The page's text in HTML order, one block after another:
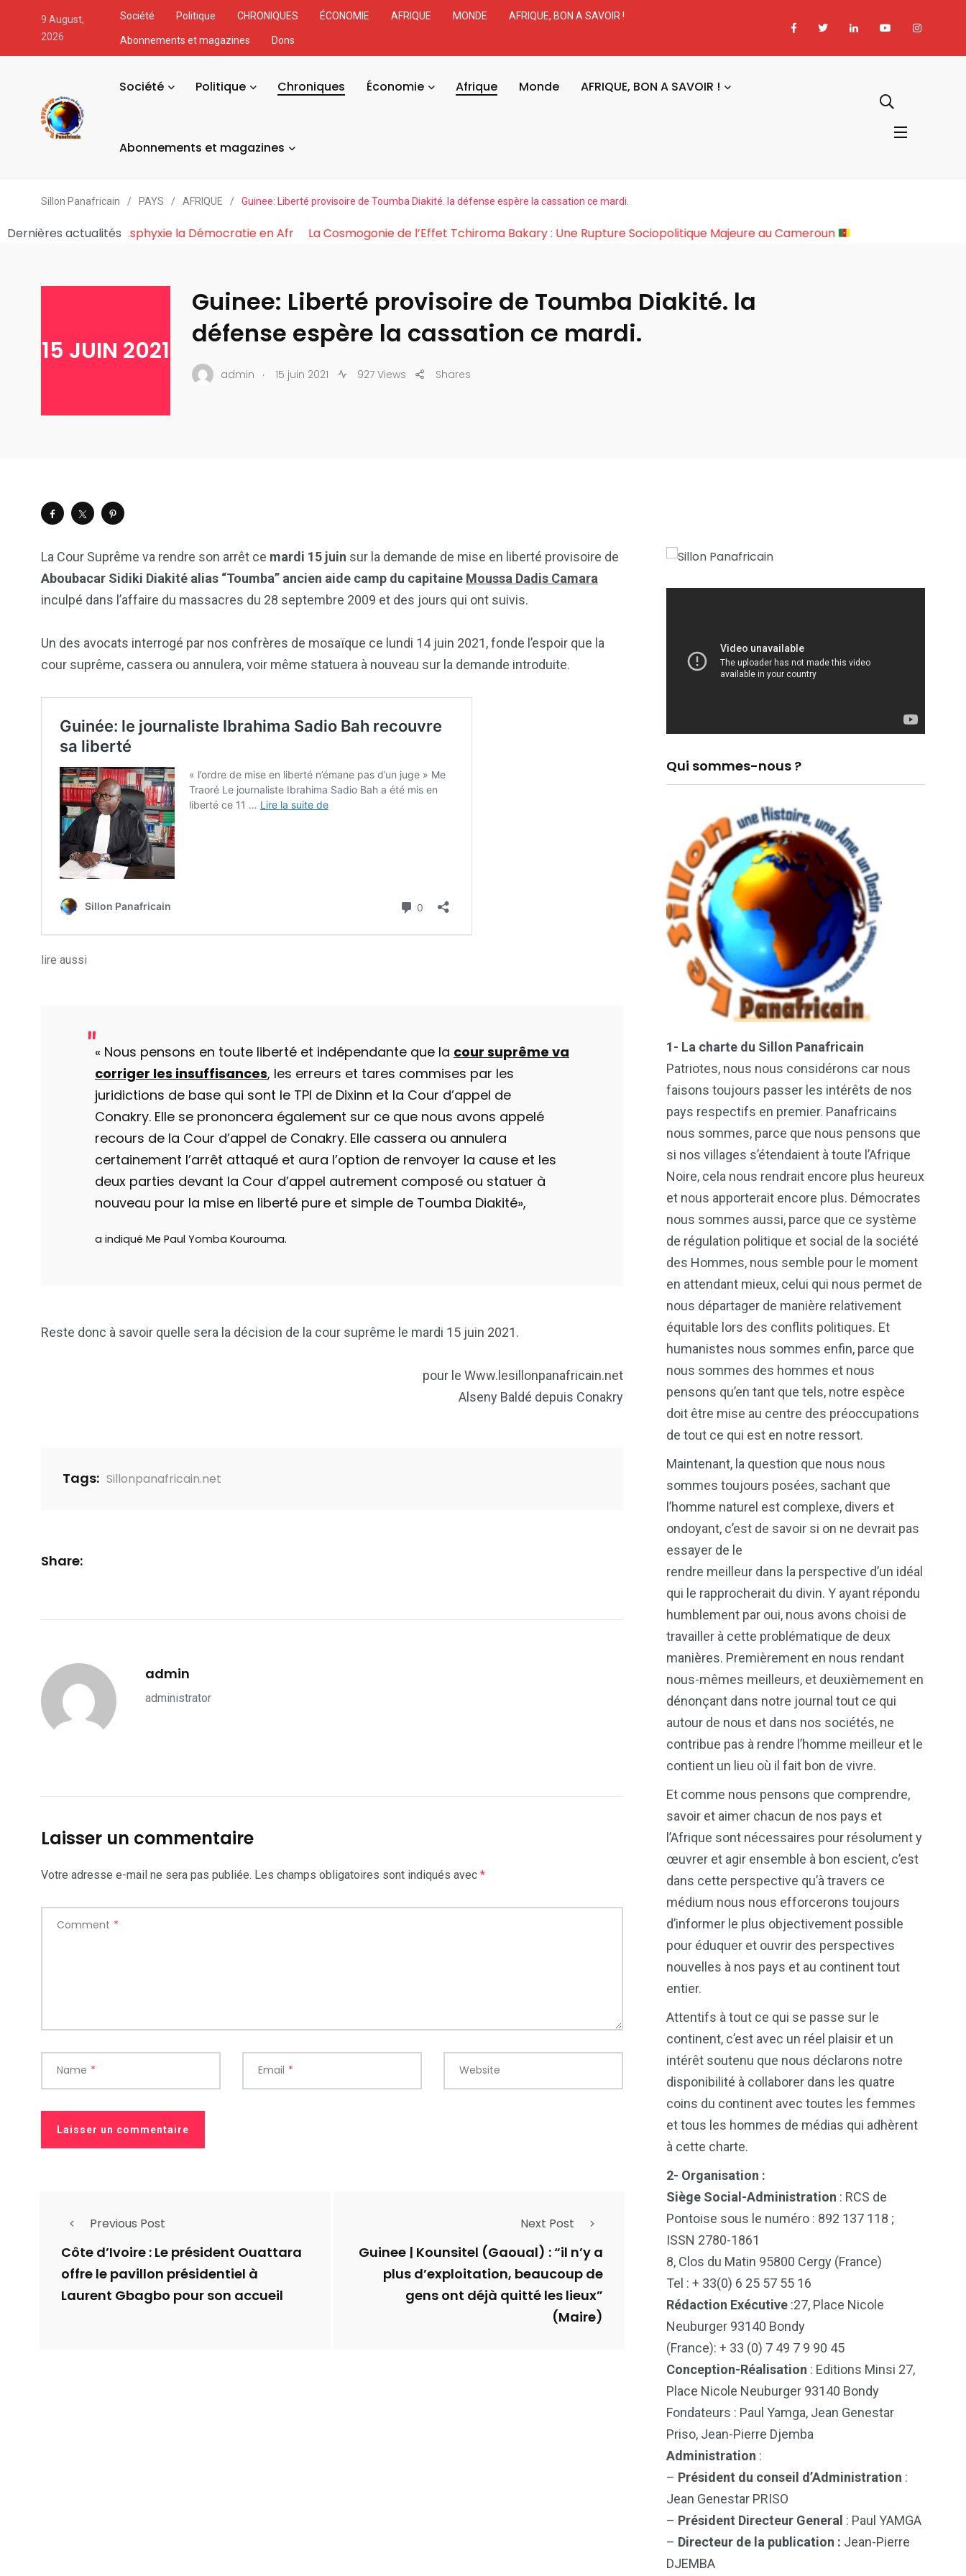
9 August,
2026
Société Politique CHRONIQUES ÉCONOMIE AFRIQUE MONDE AFRIQUE, BON A SAVOIR !
Abonnements et magazines Dons
Société Politique Chroniques Économie Afrique Monde AFRIQUE, BON A SAVOIR !
Abonnements et magazines
Sillon Panafricain / PAYS / AFRIQUE / Guinee: Liberté provisoire de Toumba Diakité. la défense espère la cassation ce mardi.
Dernières actualités
Économique du Pouvoir Fabrique et Asphyxie la Démocratie en Afr La Cosmogonie de l’Effet Tchiroma Bakary : Une Rupture Sociopolitique Majeure au Cameroun
15 JUIN 2021
Guinee: Liberté provisoire de Toumba Diakité. la
défense espère la cassation ce mardi.
admin . 15 juin 2021 927 Views Shares
La Cour Suprême va rendre son arrêt ce mardi 15 juin sur la demande de mise en liberté provisoire de
Aboubacar Sidiki Diakité alias “Toumba” ancien aide camp du capitaine Moussa Dadis Camara
inculpé dans l’affaire du massacres du 28 septembre 2009 et des jours qui ont suivis.
Un des avocats interrogé par nos confrères de mosaïque ce lundi 14 juin 2021, fonde l’espoir que la
cour suprême, cassera ou annulera, voir même statuera à nouveau sur la demande introduite.
lire aussi
« Nous pensons en toute liberté et indépendante que la cour suprême va
corriger les insuffisances, les erreurs et tares commises par les
juridictions de base qui sont le TPI de Dixinn et la Cour d’appel de
Conakry. Elle se prononcera également sur ce que nous avons appelé
recours de la Cour d’appel de Conakry. Elle cassera ou annulera
certainement l’arrêt attaqué et aura l’option de renvoyer la cause et les
deux parties devant la Cour d’appel autrement composé ou statuer à
nouveau pour la mise en liberté pure et simple de Toumba Diakité»,
a indiqué Me Paul Yomba Kourouma.
Reste donc à savoir quelle sera la décision de la cour suprême le mardi 15 juin 2021.
pour le Www.lesillonpanafricain.net
Alseny Baldé depuis Conakry
Tags: Sillonpanafricain.net
Share:
admin
administrator
Laisser un commentaire
Votre adresse e-mail ne sera pas publiée. Les champs obligatoires sont indiqués avec *
Comment *
Name * Email * Website
Previous Post
Côte d’Ivoire : Le président Ouattara
offre le pavillon présidentiel à
Laurent Gbagbo pour son accueil
Next Post
Guinee | Kounsitel (Gaoual) : “il n’y a
plus d’exploitation, beaucoup de
gens ont déjà quitté les lieux”
(Maire)
Qui sommes-nous ?
1- La charte du Sillon Panafricain
Patriotes, nous nous considérons car nous
faisons toujours passer les intérêts de nos
pays respectifs en premier. Panafricains
nous sommes, parce que nous pensons que
si nos villages s’étendaient à toute l’Afrique
Noire, cela nous rendrait encore plus heureux
et nous apporterait encore plus. Démocrates
nous sommes aussi, parce que ce système
de régulation politique et social de la société
des Hommes, nous semble pour le moment
en attendant mieux, celui qui nous permet de
nous départager de manière relativement
équitable lors des conflits politiques. Et
humanistes nous sommes enfin, parce que
nous sommes des hommes et nous
pensons qu’en tant que tels, notre espèce
doit être mise au centre des préoccupations
de tout ce qui est en notre ressort.
Maintenant, la question que nous nous
sommes toujours posées, sachant que
l’homme naturel est complexe, divers et
ondoyant, c’est de savoir si on ne devrait pas
essayer de le
rendre meilleur dans la perspective d’un idéal
qui le rapprocherait du divin. Y ayant répondu
humblement par oui, nous avons choisi de
travailler à cette problématique de deux
manières. Premièrement en nous rendant
nous-mêmes meilleurs, et deuxièmement en
dénonçant dans notre journal tout ce qui
autour de nous et dans nos sociétés, ne
contribue pas à rendre l’homme meilleur et le
contient un lieu où il fait bon de vivre.
Et comme nous pensons que comprendre,
savoir et aimer chacun de nos pays et
l’Afrique sont nécessaires pour résolument y
œuvrer et agir ensemble à bon escient, c’est
dans cette perspective qu’à travers ce
médium nous nous efforcerons toujours
d’informer le plus objectivement possible
pour éduquer et ouvrir des perspectives
nouvelles à nos pays et au continent tout
entier.
Attentifs à tout ce qui se passe sur le
continent, c’est avec un réel plaisir et un
intérêt soutenu que nous déclarons notre
disponibilité à collaborer dans les quatre
coins du continent avec toutes les femmes
et tous les hommes de médias qui adhèrent
à cette charte.
2- Organisation :
Siège Social-Administration : RCS de
Pontoise sous le numéro : 892 137 118 ;
ISSN 2780-1861
8, Clos du Matin 95800 Cergy (France)
Tel : + 33(0) 6 25 57 55 16
Rédaction Exécutive :27, Place Nicole
Neuburger 93140 Bondy
(France): + 33 (0) 7 49 7 9 90 45
Conception-Réalisation : Editions Minsi 27,
Place Nicole Neuburger 93140 Bondy
Fondateurs : Paul Yamga, Jean Genestar
Priso, Jean-Pierre Djemba
Administration :
– Président du conseil d’Administration :
Jean Genestar PRISO
– Président Directeur General : Paul YAMGA
– Directeur de la publication : Jean-Pierre
DJEMBA